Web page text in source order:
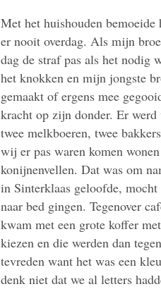
Met het huishouden
er nooit overdag. Als mijn
dag de straf pas als het nodig
het knokken en mijn jongste
gemaakt of ergens mee
kracht op zijn donder. Er
twee melkboeren, twee
wij er pas waren komen
konijnenvellen. Dat was om
in Sinterklaas geloofde, mocht
naar bed gingen. Tegenover
kwam met een grote koffer
kiezen en die werden dan
tevreden want het was een
denk niet dat we al letters